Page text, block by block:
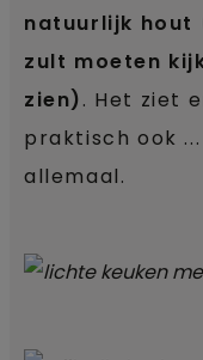
natuurlijk hout
zult moeten
zien). Het ziet
praktisch ook
allemaal.